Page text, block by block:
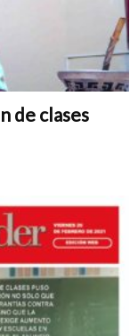
de clases